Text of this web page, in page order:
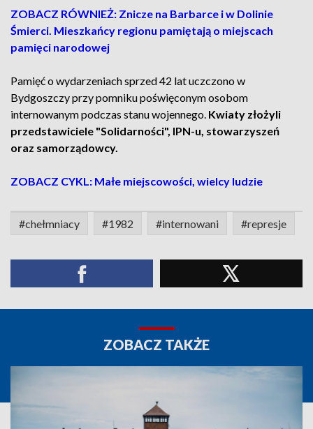
ZOBACZ RÓWNIEŻ: Znicze na Barbarce i w Dolinie
Śmierci. Mieszkańcy regionu pamiętają o miejscach
pamięci narodowej
Pamięć o wydarzeniach sprzed 42 lat uczczono w
Bydgoszczy przy pomniku poświęconym osobom
internowanym podczas stanu wojennego. Kwiaty złożyli
przedstawiciele "Solidarności", IPN-u, stowarzyszeń
oraz samorządowcy.
ZOBACZ CYKL: Małe miejscowości, wielcy ludzie
#chełmniacy #1982 #internowani #represje
ZOBACZ TAKŻE